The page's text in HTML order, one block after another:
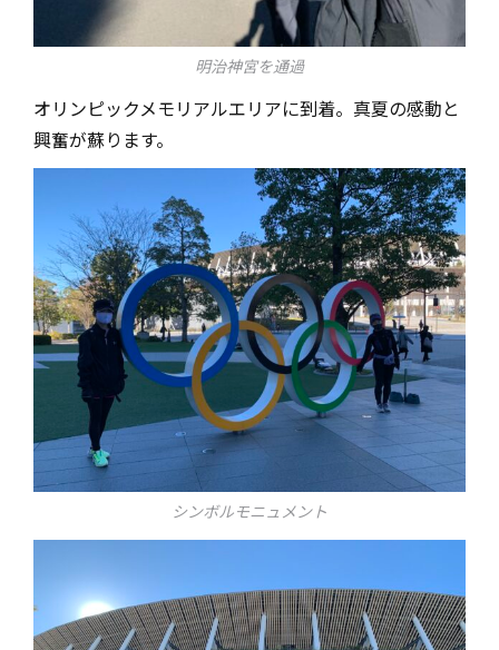
明治神宮を通過
オリンピックメモリアルエリアに到着。真夏の感動と
興奮が蘇ります。
シンボルモニュメント